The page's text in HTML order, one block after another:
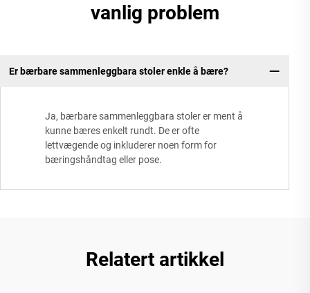
vanlig problem
Er bærbare sammenleggbara stoler enkle å bære?
Ja, bærbare sammenleggbara stoler er ment å
kunne bæres enkelt rundt. De er ofte
lettvægende og inkluderer noen form for
bæringshåndtag eller pose.
Relatert artikkel